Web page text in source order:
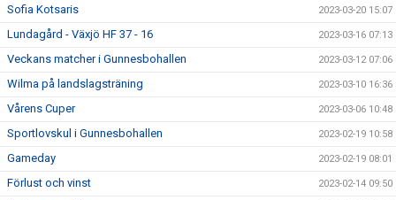
Sofia Kotsaris 2023-03-20 15:07
Lundagård - Växjö HF 37 - 16 2023-03-16 07:13
Veckans matcher i Gunnesbohallen 2023-03-12 07:06
Wilma på landslagsträning 2023-03-10 16:36
Vårens Cuper 2023-03-06 10:48
Sportlovskul i Gunnesbohallen 2023-02-19 10:58
Gameday 2023-02-19 08:01
Förlust och vinst 2023-02-14 09:50